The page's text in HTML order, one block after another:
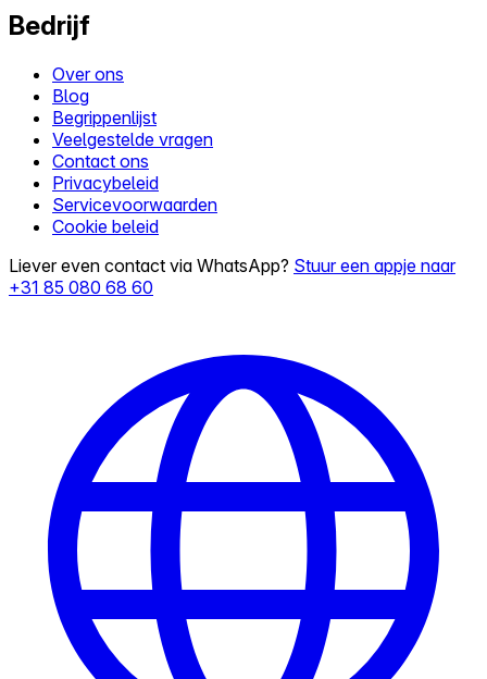
Bedrijf
Over ons
Blog
Begrippenlijst
Veelgestelde vragen
Contact ons
Privacybeleid
Servicevoorwaarden
Cookie beleid
Liever even contact via WhatsApp? Stuur een appje naar
+31 85 080 68 60